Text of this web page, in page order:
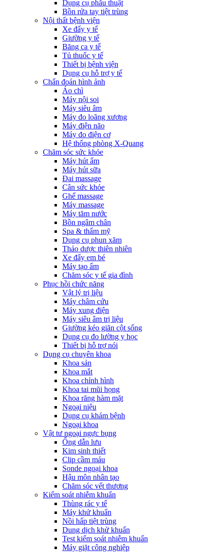
Dụng cụ phẫu thuật
Bồn rửa tay tiệt trùng
Nội thất bệnh viện
Xe đẩy y tế
Giường y tế
Băng ca y tế
Tủ thuốc y tế
Thiết bị bệnh viện
Dụng cụ hỗ trợ y tế
Chẩn đoán hình ảnh
Áo chì
Máy nội soi
Máy siêu âm
Máy đo loãng xương
Máy điện não
Máy đo điện cơ
Hệ thống phòng X-Quang
Chăm sóc sức khỏe
Máy hút ẩm
Máy hút sữa
Đai massage
Cân sức khỏe
Ghế massage
Máy massage
Máy tăm nước
Bồn ngâm chân
Spa & thẩm mỹ
Dụng cụ phun xăm
Thảo dược thiên nhiên
Xe đẩy em bé
Máy tạo ẩm
Chăm sóc y tế gia đình
Phục hồi chức năng
Vật lý trị liệu
Máy châm cứu
Máy xung điện
Máy siêu âm trị liệu
Giường kéo giãn cột sống
Dụng cụ đo lường y học
Thiết bị hỗ trợ nói
Dụng cụ chuyên khoa
Khoa sản
Khoa mắt
Khoa chỉnh hình
Khoa tai mũi họng
Khoa răng hàm mặt
Ngoại niệu
Dụng cụ khám bệnh
Ngoại khoa
Vật tư ngoại ngực bụng
Ống dẫn lưu
Kim sinh thiết
Clip cầm máu
Sonde ngoại khoa
Hậu môn nhân tạo
Chăm sóc vết thương
Kiểm soát nhiễm khuẩn
Thùng rác y tế
Máy khử khuẩn
Nồi hấp tiệt trùng
Dung dịch khử khuẩn
Test kiểm soát nhiễm khuẩn
Máy giặt công nghiệp